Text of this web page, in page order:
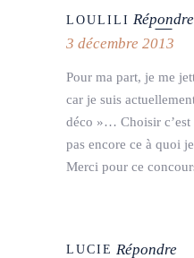
LOULILI Répondre
3 décembre 2013
Pour ma part, je me
car je suis
déco »… Choisir c’est
pas encore ce à quoi
Merci pour ce
LUCIE Répondre